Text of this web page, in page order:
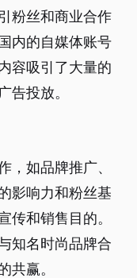
粉丝和商业合作
内的自媒体账号
容吸引了大量的
告投放。
，如品牌推广、
影响力和粉丝基
传和销售目的。
知名时尚品牌合
共赢。